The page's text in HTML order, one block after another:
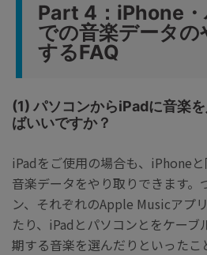
Part 4：iPhone・
での音楽データの
するFAQ
(1) パソコンからiPadに音楽
ばいいですか？
iPadをご使用の場合も、iPhone
音楽データをやり取りできます。
ン、それぞれのApple Musicアプ
たり、iPadとパソコンとをケーブ
期する音楽を選んだりといったこ